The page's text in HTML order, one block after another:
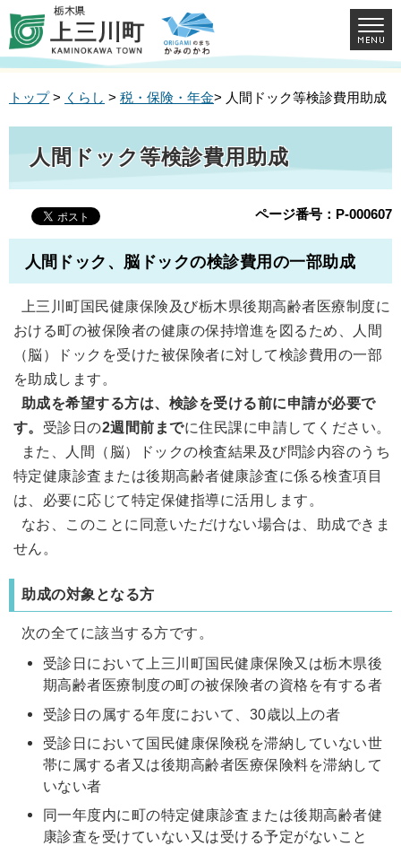
トップ> くらし > 税・保険・年金> 人間ドック等検診費用助成
人間ドック等検診費用助成
ページ番号：P-000607
人間ドック、脳ドックの検診費用の一部助成
上三川町国民健康保険及び栃木県後期高齢者医療制度に
おける町の被保険者の健康の保持増進を図るため、人間
（脳）ドックを受けた被保険者に対して検診費用の一部
を助成します。
助成を希望する方は、検診を受ける前に申請が必要で
す。 受診日の2週間前までに住民課に申請してください。
また、人間（脳）ドックの検査結果及び問診内容のうち
特定健康診査または後期高齢者健康診査に係る検査項目
は、必要に応じて特定保健指導に活用します。
なお、このことに同意いただけない場合は、助成できま
せん。
助成の対象となる方
次の全てに該当する方です。
受診日において上三川町国民健康保険又は栃木県後
期高齢者医療制度の町の被保険者の資格を有する者
受診日の属する年度において、30歳以上の者
受診日において国民健康保険税を滞納していない世
帯に属する者又は後期高齢者医療保険料を滞納して
いない者
同一年度内に町の特定健康診査または後期高齢者健
康診査を受けていない又は受ける予定がないこと